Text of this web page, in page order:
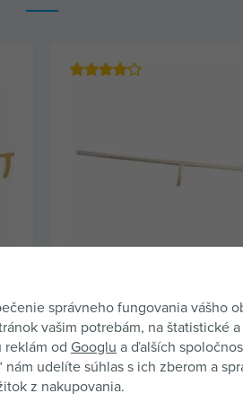
Násada na kosu
buk 564039
Násada na kosu (kosisko)
typu, dĺžka 170 cm
správneho fungovania vášho
vašim potrebám, na štatistické a
reklám od Googlu a ďalších
udelíte súhlas s ich zberom a
z nakupovania.